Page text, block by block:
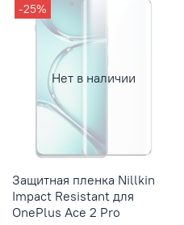
Нет в наличии
-25%
Защитная пленка Nillkin
Impact Resistant для
OnePlus Ace 2 Pro